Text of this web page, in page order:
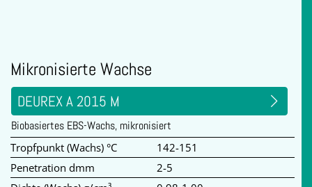
Mikronisierte Wachse
DEUREX A 2015 M
Biobasiertes EBS-Wachs, mikronisiert
Tropfpunkt (Wachs) °C
142-151
Penetration dmm
2-5